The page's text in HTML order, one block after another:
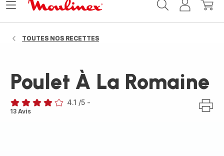
MonMon
Ouvrir
TOUTES NOS RECETTES
Poulet À La Romaine
ratings.4.1
4.1 /5 -
13 Avis